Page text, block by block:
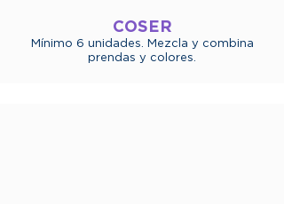
COSER
Mínimo 6 unidades. Mezcla y combina
prendas y colores.